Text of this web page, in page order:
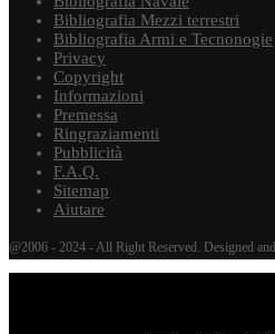
Bibliografia Mezzi terrestri
Bibliografia Armi e Tecnonogie
Privacy
Copyright
Informazioni
Premessa
Ringraziamenti
Pubblicità
F.A.Q.
Sitemap
Aiutare
@2006 - 2024 - All Right Reserved. Designed